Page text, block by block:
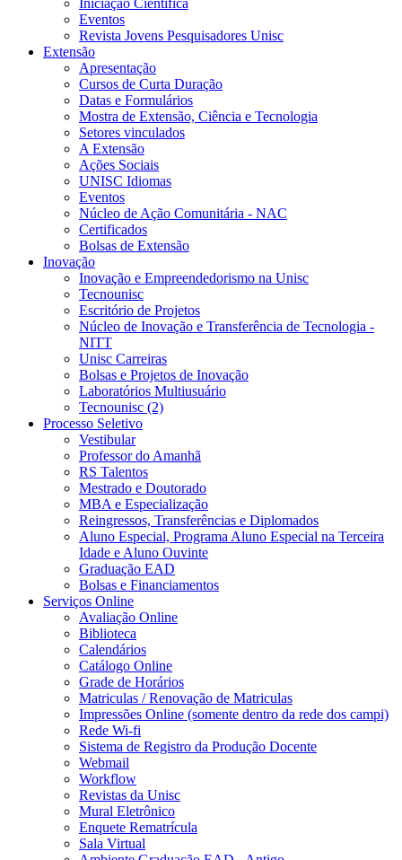
Eventos
Revista Jovens Pesquisadores Unisc
Extensão
Apresentação
Cursos de Curta Duração
Datas e Formulários
Mostra de Extensão, Ciência e Tecnologia
Setores vinculados
A Extensão
Ações Sociais
UNISC Idiomas
Eventos
Núcleo de Ação Comunitária - NAC
Certificados
Bolsas de Extensão
Inovação
Inovação e Empreendedorismo na Unisc
Tecnounisc
Escritório de Projetos
Núcleo de Inovação e Transferência de Tecnologia -
NITT
Unisc Carreiras
Bolsas e Projetos de Inovação
Laboratórios Multiusuário
Tecnounisc (2)
Processo Seletivo
Vestibular
Professor do Amanhã
RS Talentos
Mestrado e Doutorado
MBA e Especialização
Reingressos, Transferências e Diplomados
Aluno Especial, Programa Aluno Especial na Terceira
Idade e Aluno Ouvinte
Graduação EAD
Bolsas e Financiamentos
Serviços Online
Avaliação Online
Biblioteca
Calendários
Catálogo Online
Grade de Horários
Matriculas / Renovação de Matriculas
Impressões Online (somente dentro da rede dos campi)
Rede Wi-fi
Sistema de Registro da Produção Docente
Webmail
Workflow
Revistas da Unisc
Mural Eletrônico
Enquete Rematrícula
Sala Virtual